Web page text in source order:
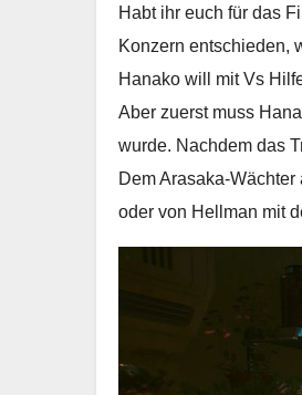
Habt ihr euch für das
Konzern entschieden,
Hanako will mit Vs
Aber zuerst muss
wurde. Nachdem das
Dem Arasaka-
oder von Hellman mit